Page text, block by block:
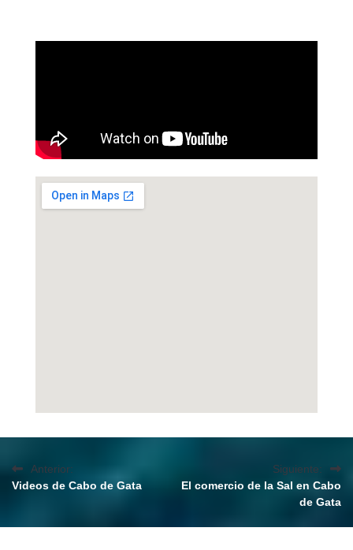
Anterior:
Videos de Cabo de Gata
Siguiente:
El comercio de la Sal en Cabo
de Gata